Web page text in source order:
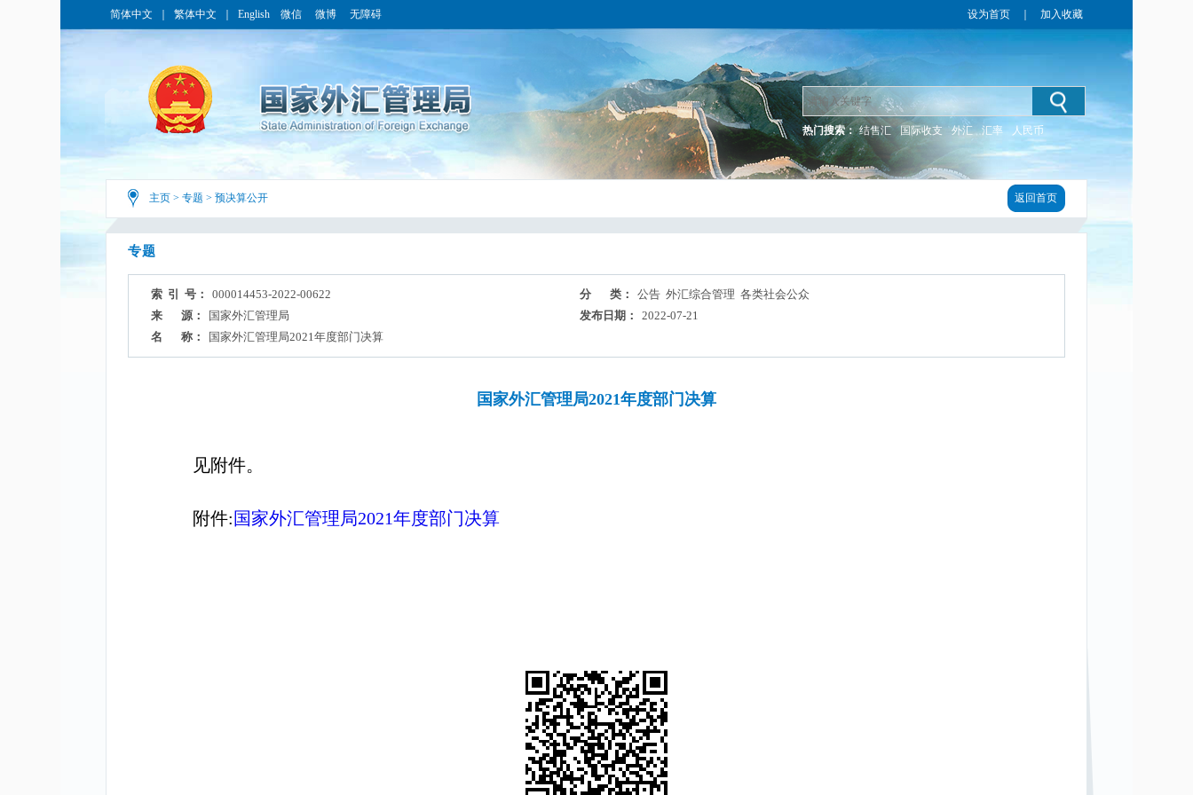
简体中文 繁体中文 English 微信 微博 无障碍 设为首页 加入收藏
热门搜索： 结售汇 国际收支 外汇 汇率 人民币
主页 > 专题 > 预决算公开 返回首页
专题
索 引 号： 000014453-2022-00622 分 类：
公告 外汇综合管理 各类社会公众
来 源：
国家外汇管理局 发布日期：
2022-07-21
名 称：
国家外汇管理局2021年度部门决算
国家外汇管理局2021年度部门决算
见附件。
附件: 国家外汇管理局2021年度部门决算